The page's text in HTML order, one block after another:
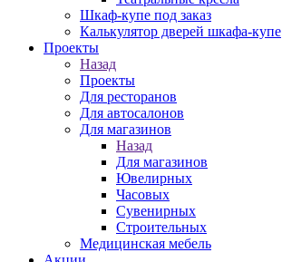
Шкаф-купе под заказ
Калькулятор дверей шкафа-купе
Проекты
Назад
Проекты
Для ресторанов
Для автосалонов
Для магазинов
Назад
Для магазинов
Ювелирных
Часовых
Сувенирных
Строительных
Медицинская мебель